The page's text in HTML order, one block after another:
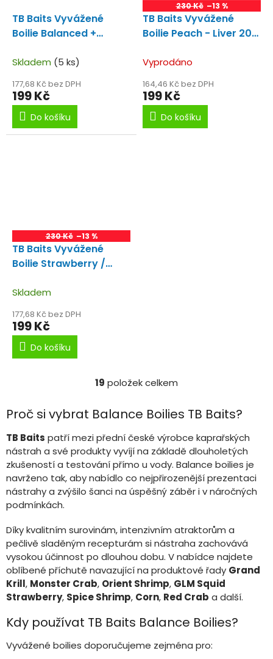
TB Baits Vyvážené
Boilie Balanced +
100 g 20-24 mm
Skladem (5 ks)
177,68 Kč bez DPH
199 Kč
Do košíku
230 Kč –13 %
TB Baits Vyvážené
Boilie Peach - Liver 20-
Vyprodáno
164,46 Kč bez DPH
199 Kč
Do košíku
230 Kč –13 %
TB Baits Vyvážené
Boilie Strawberry /
Skladem
177,68 Kč bez DPH
199 Kč
Do košíku
O
l
á
d
a
c
í
p
r
y
v
ý
p
i
s
u
19 položek celkem
Proč si vybrat Balance Boilies TB Baits?
TB Baits patří mezi přední české výrobce kaprařských
nástrah a své produkty vyvíjí na základě dlouholetých
zkušeností a testování přímo u vody. Balance boilies je
navrženo tak, aby nabídlo co nejpřirozenější prezentaci
nástrahy a zvýšilo šanci na úspěšný záběr i v náročných
podmínkách.
Díky kvalitním surovinám, intenzivním atraktorům a
pečlivě sladěným recepturám si nástraha zachovává
vysokou účinnost po dlouhou dobu. V nabídce najdete
oblíbené příchutě navazující na produktové řady Grand
Krill, Monster Crab, Orient Shrimp, GLM Squid
Strawberry, Spice Shrimp, Corn, Red Crab a další.
Kdy používat TB Baits Balance Boilies?
Vyvážené boilies doporučujeme zejména pro: